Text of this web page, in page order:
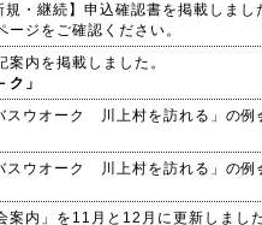
規・継続】申込確認書を掲載しまし
ジをご確認ください。
案内を掲載しました。
」
スウオーク 川上村を訪れる」の
スウオーク 川上村を訪れる」の例
案内」を11月と12月に更新しまし